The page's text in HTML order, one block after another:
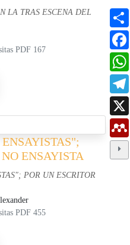
LA TRAS ESCENA DEL
PDF 167
ENSAYISTA
POR UN ESCRITOR
PDF 455